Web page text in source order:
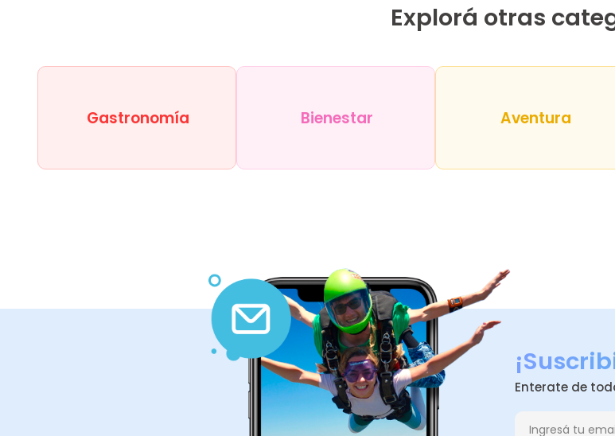
Explorá otras
Gastronomía Bienestar Aventura
Enterate de